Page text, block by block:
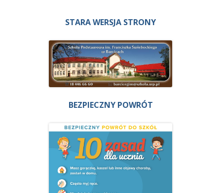
STARA WERSJA STRONY
BEZPIECZNY POWRÓT